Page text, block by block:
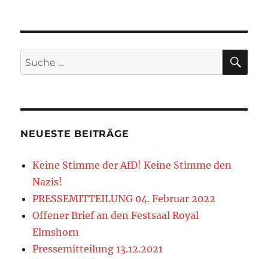
Suche
nach:
NEUESTE BEITRÄGE
Keine Stimme der AfD! Keine Stimme den
Nazis!
PRESSEMITTEILUNG 04. Februar 2022
Offener Brief an den Festsaal Royal
Elmshorn
Pressemitteilung 13.12.2021